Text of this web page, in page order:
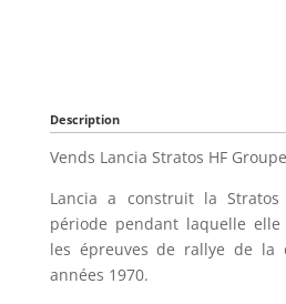
Description
Vends Lancia Stratos HF
Lancia a construit la
période pendant laquelle
les épreuves de rallye de la
années 1970.